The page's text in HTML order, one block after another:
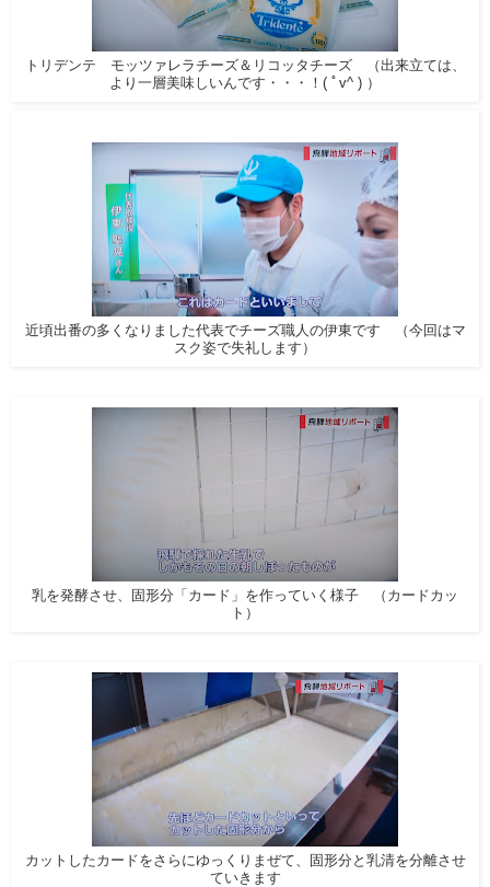
トリデンテ モッツァレラチーズ＆リコッタチーズ （出来立ては、
より一層美味しいんです・・・！( ﾟv^ ) ）
近頃出番の多くなりました代表でチーズ職人の伊東です （今回はマ
スク姿で失礼します）
乳を発酵させ、固形分「カード」を作っていく様子 （カードカッ
ト）
カットしたカードをさらにゆっくりまぜて、固形分と乳清を分離させ
ていきます